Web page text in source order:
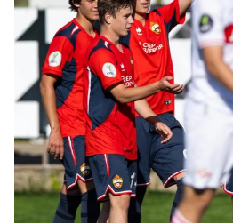
ЮФЛ: Московское дерби на
3 АВГУСТА 2026 14:15